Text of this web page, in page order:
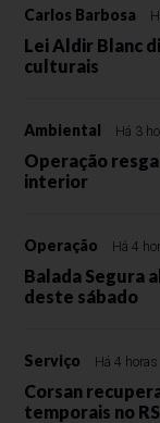
Carlos Barbosa
Lei Aldir Blanc
culturais
Ambiental Há 3
Operação
interior
Operação Há 4
Balada Segura
deste sábado
Serviço Há 4 horas
Corsan
temporais no RS